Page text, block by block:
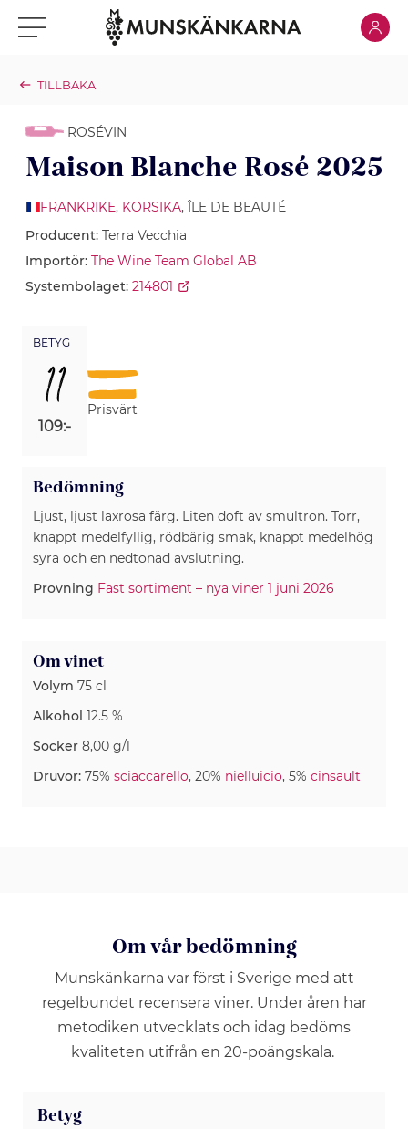
Klicka för meny Klicka
TILLBAKA
ROSÉVIN
Maison Blanche Rosé 2025
FRANKRIKE, KORSIKA, ÎLE DE BEAUTÉ
Producent: Terra Vecchia
Importör: The Wine Team Global AB
Systembolaget: 214801
BETYG
11
109:-
Prisvärt
Bedömning
Ljust, ljust laxrosa färg. Liten doft av smultron. Torr,
knappt medelfyllig, rödbärig smak, knappt medelhög
syra och en nedtonad avslutning.
Provning Fast sortiment – nya viner 1 juni 2026
Om vinet
Volym 75 cl
Alkohol 12.5 %
Socker 8,00 g/l
Druvor: 75% sciaccarello, 20% nielluicio, 5% cinsault
Om vår bedömning
Munskänkarna var först i Sverige med att
regelbundet recensera viner. Under åren har
metodiken utvecklats och idag bedöms
kvaliteten utifrån en 20-poängskala.
Betyg